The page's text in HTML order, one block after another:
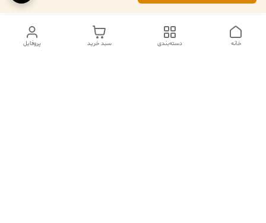
پروفایل سبد خرید دسته‌بندی خانه